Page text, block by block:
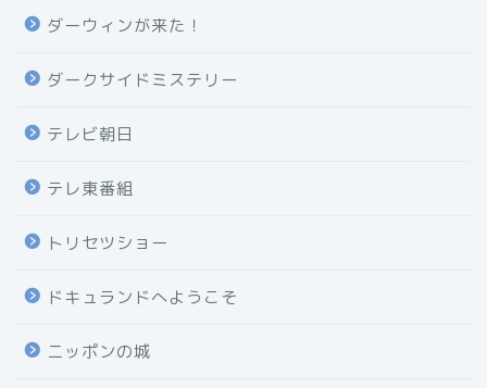
ダーウィンが来た！
ダークサイドミステリー
テレビ朝日
テレ東番組
トリセツショー
ドキュランドへようこそ
ニッポンの城